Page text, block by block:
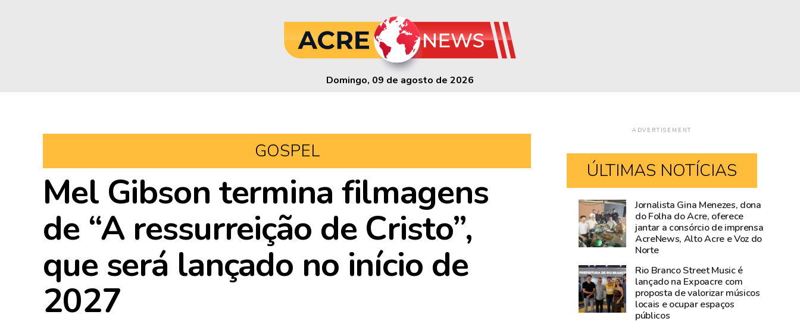
Domingo, 09 de agosto de 2026
GOSPEL
Mel Gibson termina filmagens
de “A ressurreição de Cristo”,
que será lançado no início de
2027
ADVERTISEMENT
ÚLTIMAS NOTÍCIAS
Acre
fica
sem
193
181
neste
Fiscalização
da
Prefeitura
Rio
Branco
acompanha
animais
Jornalista Gina Menezes, dona
do Folha do Acre, oferece
jantar a consórcio de imprensa
AcreNews, Alto Acre e Voz do
Norte
Rio Branco Street Music é
lançado na Expoacre com
proposta de valorizar músicos
locais e ocupar espaços
públicos